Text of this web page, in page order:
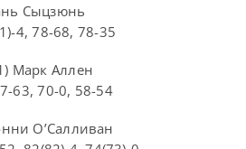
Сыцзюнь
4, 78-68, 78-35
Марк Аллен
63, 70-0, 58-54
О’Салливан